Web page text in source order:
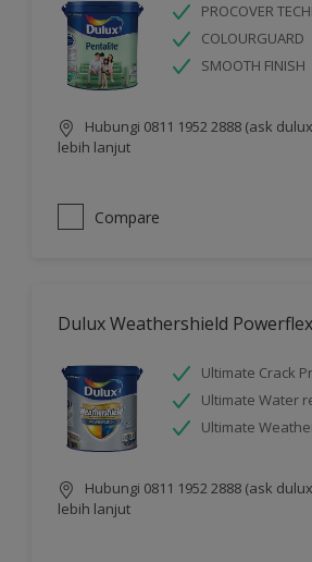
PROCOVER
COLOURGUARD
SMOOTH FINISH
Hubungi 0811 1952 2888 (ask
lebih lanjut
Compare
Dulux Weathershield
Ultimate Crack
Ultimate Water
Ultimate
Hubungi 0811 1952 2888 (ask
lebih lanjut